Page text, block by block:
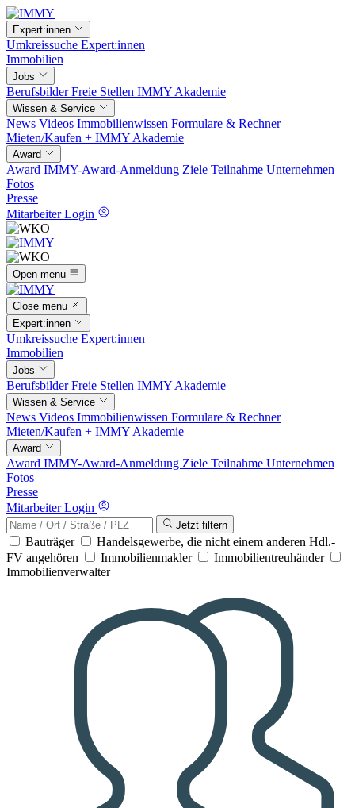
Expert:innen
Umkreissuche Expert:innen
Immobilien
Jobs
BerufsbilderFreie Stellen IMMY Akademie
Wissen & Service
News Videos Immobilienwissen Formulare & Rechner
Mieten/Kaufen + IMMY Akademie
Award
Award IMMY-Award-Anmeldung Ziele Teilnahme Unternehmen
Fotos
Presse
Mitarbeiter Login
Open menu
Close menu
Expert:innen
Umkreissuche Expert:innen
Immobilien
Jobs
BerufsbilderFreie Stellen IMMY Akademie
Wissen & Service
News Videos Immobilienwissen Formulare & Rechner
Mieten/Kaufen + IMMY Akademie
Award
Award IMMY-Award-Anmeldung Ziele Teilnahme Unternehmen
Fotos
Presse
Mitarbeiter Login
Jetzt filtern
Bauträger
Handelsgewerbe, die nicht einem anderen Hdl.-
FV angehören
Immobilienmakler
Immobilientreuhänder
Immobilienverwalter